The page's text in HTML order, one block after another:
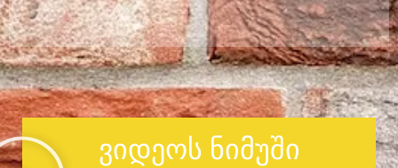
ვიდეოს ნიმუში